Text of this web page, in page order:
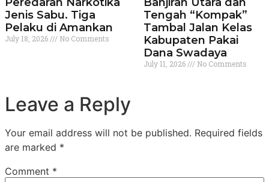
Jenis Sabu. Tiga
Pelaku di Amankan
July 18, 2026 No Comments
Tengah “Kompak”
Tambal Jalan Kelas
Kabupaten Pakai
Dana Swadaya
July 11, 2026 No Comments
Leave a Reply
Your email address will not be published. Required fields
are marked *
Comment *